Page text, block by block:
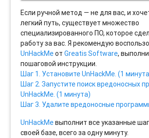
Если ручной метод — не для вас, и
легкий путь, существует множество
специализированного ПО, которое
работу за вас. Я рекомендую
UnHackMeотGreatis Software,
пошаговой инструкции.
Шаг 1. Установите UnHackMe. (1
Шаг 2. Запустите поиск вредоносных
UnHackMe. (1 минута)
Шаг 3. Удалите вредоносные
UnHackMeвыполнит все указанные
своей базе, всего за одну минуту.